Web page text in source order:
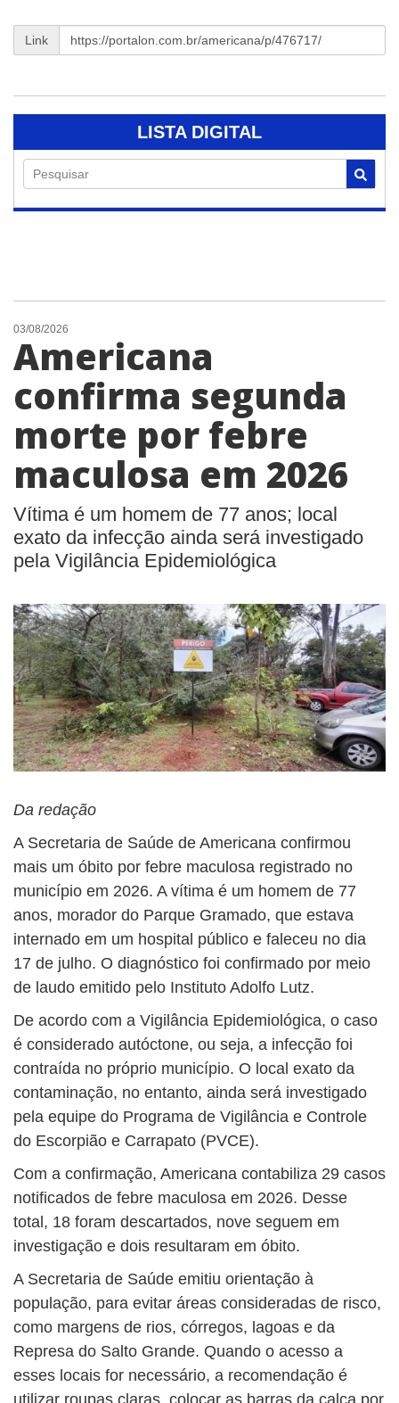
Link
LISTA DIGITAL
Pesquisar
03/08/2026
Americana
confirma segunda
morte por febre
maculosa em 2026
Vítima é um homem de 77 anos; local
exato da infecção ainda será investigado
pela Vigilância Epidemiológica
Da redação
A Secretaria de Saúde de Americana confirmou
mais um óbito por febre maculosa registrado no
município em 2026. A vítima é um homem de 77
anos, morador do Parque Gramado, que estava
internado em um hospital público e faleceu no dia
17 de julho. O diagnóstico foi confirmado por meio
de laudo emitido pelo Instituto Adolfo Lutz.
De acordo com a Vigilância Epidemiológica, o caso
é considerado autóctone, ou seja, a infecção foi
contraída no próprio município. O local exato da
contaminação, no entanto, ainda será investigado
pela equipe do Programa de Vigilância e Controle
do Escorpião e Carrapato (PVCE).
Com a confirmação, Americana contabiliza 29 casos
notificados de febre maculosa em 2026. Desse
total, 18 foram descartados, nove seguem em
investigação e dois resultaram em óbito.
A Secretaria de Saúde emitiu orientação à
população, para evitar áreas consideradas de risco,
como margens de rios, córregos, lagoas e da
Represa do Salto Grande. Quando o acesso a
esses locais for necessário, a recomendação é